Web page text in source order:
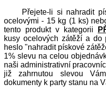
Přejete-li si nahradit
ocelovými - 15 kg (1 ks)
tento produkt v kategorii
kusy ocelových zátěží a
heslo "nahradit pískové
1% slevu na celou
naši administrativní
již zahrnutou slevou
dokumenty k party stanu na